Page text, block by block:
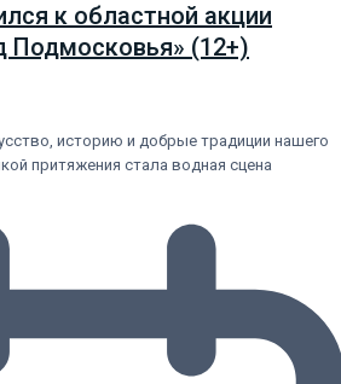
к областной акции
Подмосковья» (12+)
историю и добрые традиции нашего
притяжения стала водная сцена